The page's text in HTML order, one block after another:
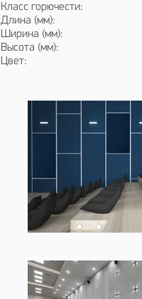
Класс
Длина
Ширина
Высота
Цвет: